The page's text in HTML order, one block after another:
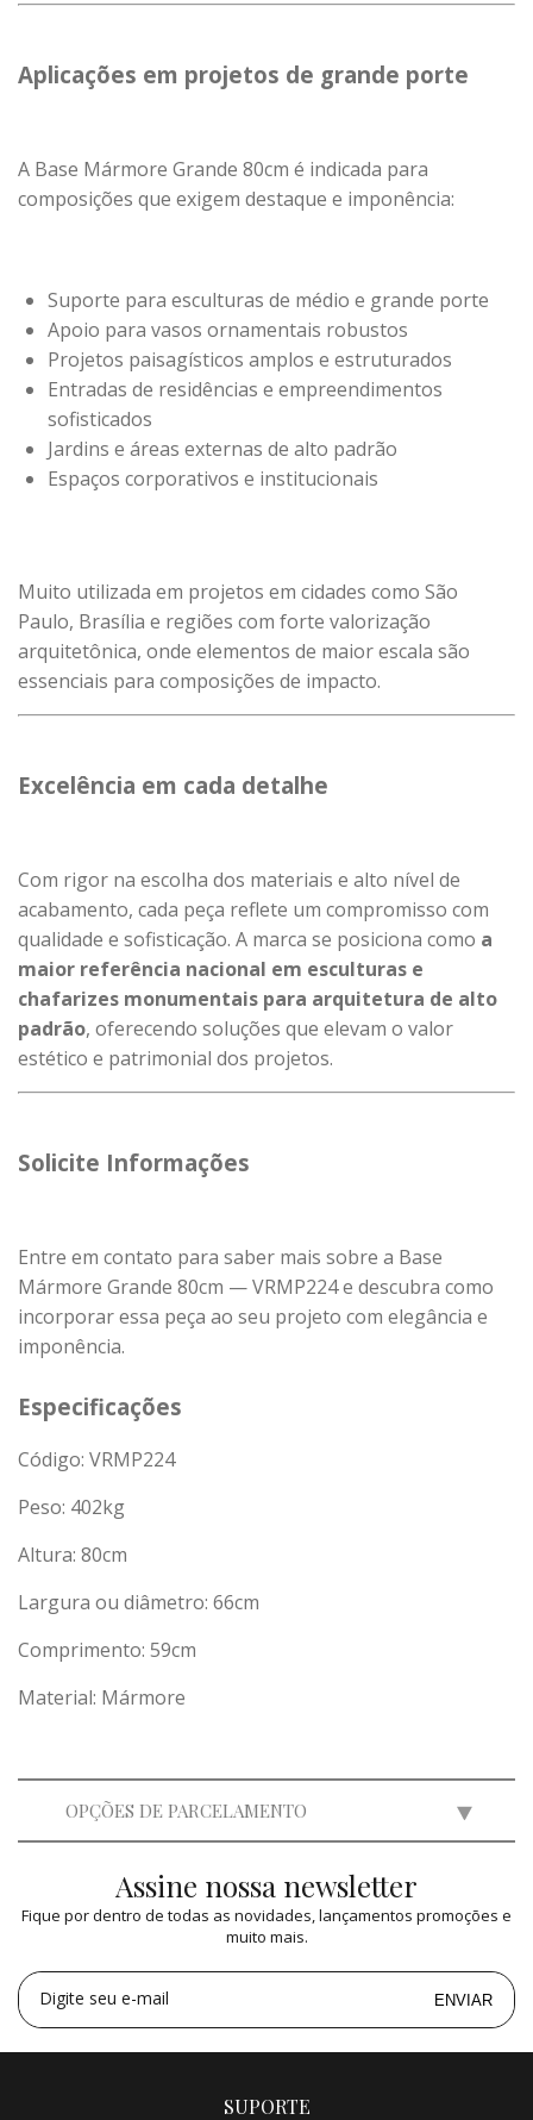
Aplicações em projetos de grande porte
A Base Mármore Grande 80cm é indicada para
composições que exigem destaque e imponência:
Suporte para esculturas de médio e grande porte
Apoio para vasos ornamentais robustos
Projetos paisagísticos amplos e estruturados
Entradas de residências e empreendimentos
sofisticados
Jardins e áreas externas de alto padrão
Espaços corporativos e institucionais
Muito utilizada em projetos em cidades como São
Paulo, Brasília e regiões com forte valorização
arquitetônica, onde elementos de maior escala são
essenciais para composições de impacto.
Excelência em cada detalhe
Com rigor na escolha dos materiais e alto nível de
acabamento, cada peça reflete um compromisso com
qualidade e sofisticação. A marca se posiciona como a
maior referência nacional em esculturas e
chafarizes monumentais para arquitetura de alto
padrão, oferecendo soluções que elevam o valor
estético e patrimonial dos projetos.
Solicite Informações
Entre em contato para saber mais sobre a Base
Mármore Grande 80cm — VRMP224 e descubra como
incorporar essa peça ao seu projeto com elegância e
imponência.
Especificações
Código: VRMP224
Peso: 402kg
Altura: 80cm
Largura ou diâmetro: 66cm
Comprimento: 59cm
Material: Mármore
OPÇÕES DE PARCELAMENTO
deR$ 3.665,00=R$ 7.330,00
3x deR$ 2.443,09 =R$ 7.329,27
R$ 1.466,00
Assine nossa newsletter
Fique por dentro de todas as novidades, lançamentos promoções e
muito mais.
Digite seu e-mail ENVIAR
SUPORTE